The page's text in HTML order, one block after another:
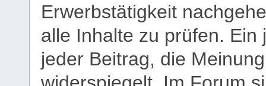
Erwerbstätigkeit
alle Inhalte zu prüfen.
jeder Beitrag, die